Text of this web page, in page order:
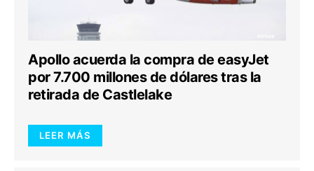
Apollo acuerda la compra de easyJet
por 7.700 millones de dólares tras la
retirada de Castlelake
LEER MÁS